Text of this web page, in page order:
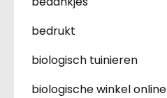
bedrukt
biologisch tuinieren
biologische winkel online